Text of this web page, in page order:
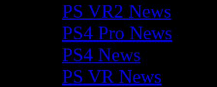
PS VR2 News
PS4 Pro News
PS4 News
PS VR News